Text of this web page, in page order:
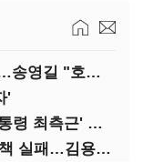
김민석·정청래, 신천지 장외 설전…송영길 "호남 계몽 규탄"
'
최고위원 '막차 싸움'…정점에 '대통령 최측근' 김용
조국 "단일종목 레버리지 ETF, 정책 실패…김용범 책임 물어야"